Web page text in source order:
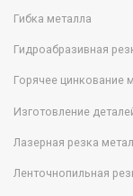
Гибка металла
Гидроабразивная
Горячее цинкование
Изготовление
Лазерная резка
Ленточнопильная